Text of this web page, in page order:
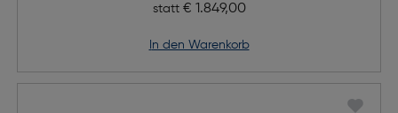
statt Ursprünglicher Preis
€ 1.849,00
in den Warenkorb